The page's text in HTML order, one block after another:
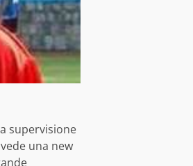
supervisione
una new